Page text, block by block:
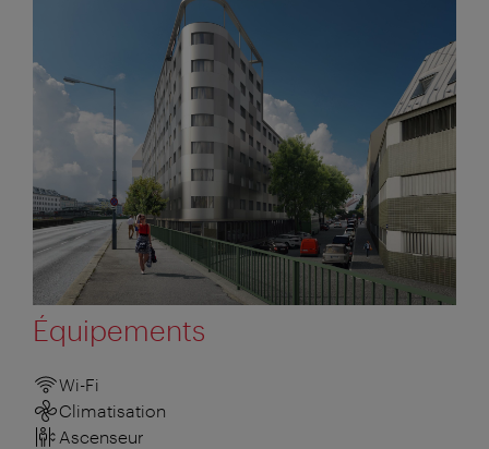
Équipements
Wi-Fi
Climatisation
Ascenseur